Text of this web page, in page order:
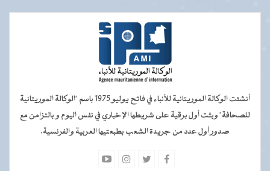
أنشئت الوكالة الموريتانية للأنباء في فاتح يوليو 1975 باسم "الوكالة الموريتانية
للصحافة" وبثت أول برقية على شريطها الإخباري في نفس اليوم و بالتزامن مع
صدور أول عدد من جريدة الشعب بطبعتيها العربية والفرنسية.